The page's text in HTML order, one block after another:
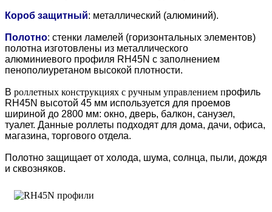
Короб защитный: металлический (алюминий).
Полотно: стенки ламелей (горизонтальных элементов)
полотна изготовлены из металлического
алюминиевого профиля RH45N с заполнением
пенополиуретаном высокой плотности.
В роллетных конструкциях с ручным управлением профиль
RH45N высотой 45 мм используется для проемов
шириной до 2800 мм: окно, дверь, балкон, санузел,
туалет. Данные роллеты подходят для дома, дачи, офиса,
магазина, торгового отдела.
Полотно защищает от холода, шума, солнца, пыли, дождя
и сквозняков.